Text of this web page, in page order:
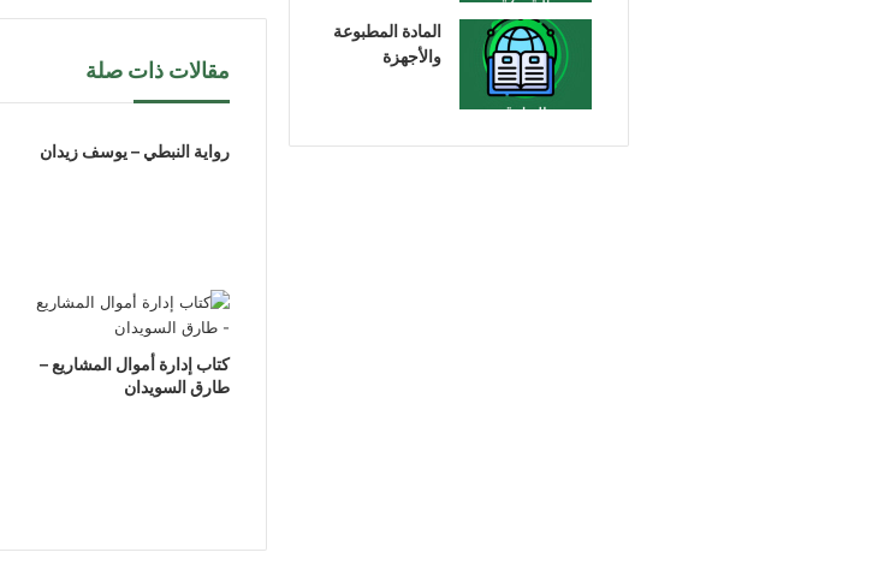
مقالات ذات صلة
رواية النبطي – يوسف زيدان
كتاب إدارة أموال المشاريع –
طارق السويدان
المادة المطبوعة
والأجهزة